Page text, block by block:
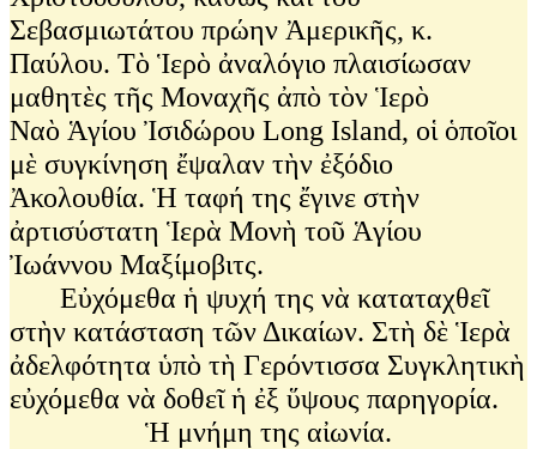
Σεβασμιωτάτου πρώην Ἀμερικῆς, κ.
Παύλου. Τὸ Ἱερὸ ἀναλόγιο πλαισίωσαν
μαθητὲς τῆς Μοναχῆς ἀπὸ τὸν Ἱερὸ
Ναὸ Ἁγίου Ἰσιδώρου Long Island, οἱ ὁποῖοι
μὲ συγκίνηση ἔψαλαν τὴν ἐξόδιο
Ἀκολουθία. Ἡ ταφή της ἔγινε στὴν
ἀρτισύστατη Ἱερὰ Μονὴ τοῦ Ἁγίου
Ἰωάννου Μαξίμοβιτς.
Εὐχόμεθα ἡ ψυχή της νὰ καταταχθεῖ
στὴν κατάσταση τῶν Δικαίων. Στὴ δὲ Ἱερὰ
ἀδελφότητα ὑπὸ τὴ Γερόντισσα Συγκλητικὴ
εὐχόμεθα νὰ δοθεῖ ἡ ἐξ ὕψους παρηγορία.
Ἡ μνήμη της αἰωνία.